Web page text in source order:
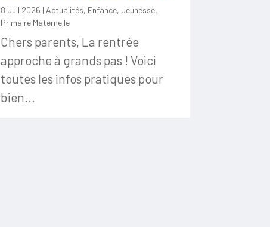
8 Juil 2026 | Actualités, Enfance, Jeunesse,
Primaire Maternelle
Chers parents, La rentrée
approche à grands pas ! Voici
toutes les infos pratiques pour
bien...